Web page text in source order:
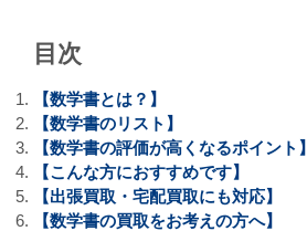
目次
【数学書とは？】
【数学書のリスト】
【数学書の評価が高くなるポイント】
【こんな方におすすめです】
【出張買取・宅配買取にも対応】
【数学書の買取をお考えの方へ】